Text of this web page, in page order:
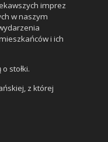
imprez
w naszym
i ich
stołki.
z której